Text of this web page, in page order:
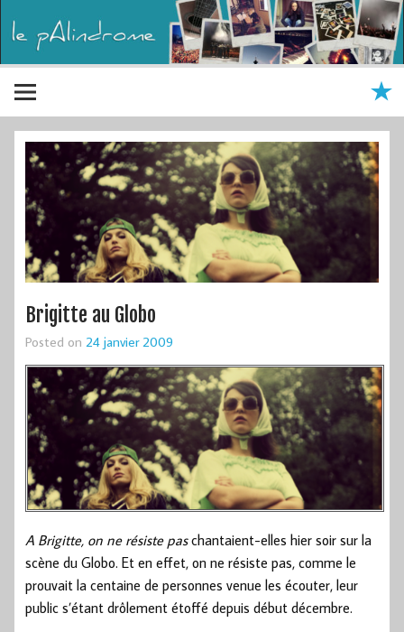
Brigitte au Globo
Posted on 24 janvier 2009
A Brigitte, on ne résiste paschantaient-elles hier soir sur la
scène du Globo. Et en effet, on ne résiste pas, comme le
prouvait la centaine de personnes venue les écouter, leur
public s’étant drôlement étoffé depuis début décembre.